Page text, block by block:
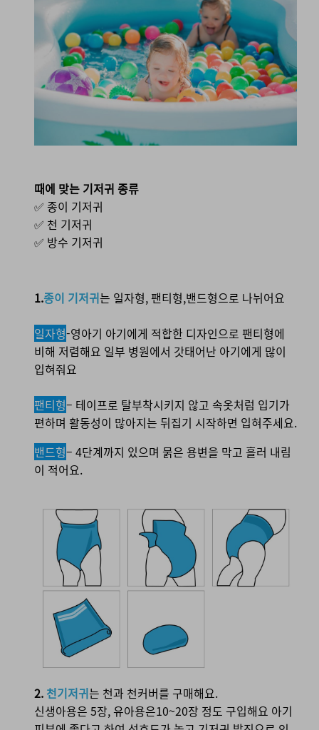
때에 맞는 기저귀 종류
✅ 종이 기저귀
✅ 천 기저귀
✅ 방수 기저귀
1.종이 기저귀는 일자형, 팬티형,밴드형으로 나뉘어요
일자형-영아기 아기에게 적합한 디자인으로 팬티형에
비해 저렴해요 일부 병원에서 갓태어난 아기에게 많이
입혀줘요
팬티형– 테이프로 탈부착시키지 않고 속옷처럼 입기가
편하며 활동성이 많아지는 뒤집기 시작하면 입혀주세요.
밴드형– 4단계까지 있으며 묽은 용변을 막고 흘러 내림
이 적어요.
2. 천기저귀는 천과 천커버를 구매해요.
신생아용은 5장, 유아용은10~20장 정도 구입해요 아기